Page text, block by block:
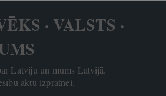
· VALSTS ·
Latviju un mums Latvijā.
aktu izpratnei.